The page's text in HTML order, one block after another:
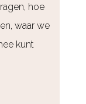
hoe
waar we
kunt